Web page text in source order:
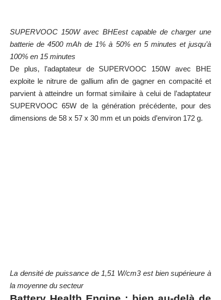
SUPERVOOC 150W avec BHEest capable de charger une
batterie de 4500 mAh de 1% à 50% en 5 minutes et jusqu’à
100% en 15 minutes
De plus, l’adaptateur de SUPERVOOC 150W avec BHE
exploite le nitrure de gallium afin de gagner en compacité et
parvient à atteindre un format similaire à celui de l’adaptateur
SUPERVOOC 65W de la génération précédente, pour des
dimensions de 58 x 57 x 30 mm et un poids d’environ 172 g.
La densité de puissance de 1,51 W/cm3 est bien supérieure à
la moyenne du secteur